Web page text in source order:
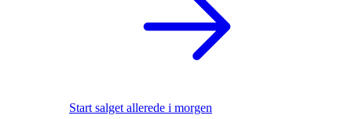
Start salget allerede i morgen